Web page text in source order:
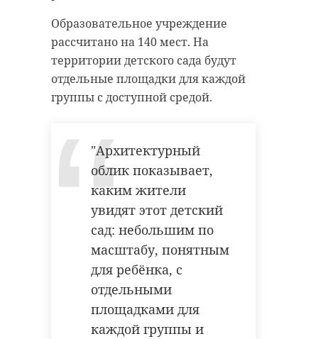
Образовательное учреждение
рассчитано на 140 мест. На
территории детского сада будут
отдельные площадки для каждой
группы с доступной средой.
"Архитектурный
облик показывает,
каким жители
увидят этот детский
сад: небольшим по
масштабу, понятным
для ребёнка, с
отдельными
площадками для
каждой группы и